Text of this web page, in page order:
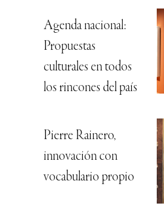
Agenda nacional:
Propuestas
culturales en todos
los rincones del país
Pierre Rainero,
innovación con
vocabulario propio